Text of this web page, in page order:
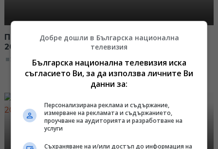
По света и у нас, емисия – 23:15, 2 ноември
2014
23:15, 02.11.2014
Добре дошли в Българска национална
телевизия
Българска национална телевизия иска
съгласието Ви, за да използва личните Ви
данни за:
Персонализирана реклама и съдържание,
измерване на рекламата и съдържанието,
проучване на аудиторията и разработване на
услуги
Съхраняване на и/или достъп до информация на